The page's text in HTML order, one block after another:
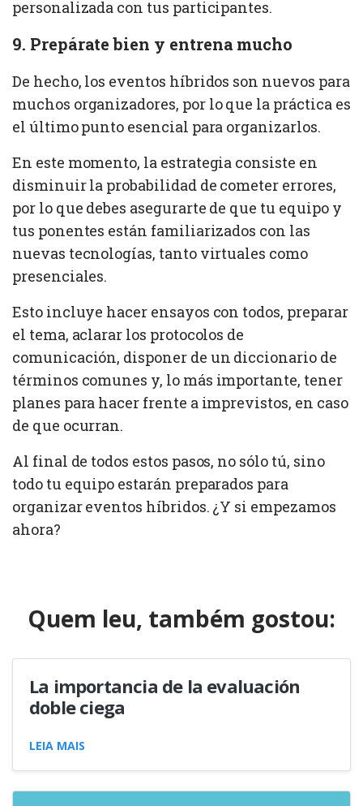
personalizada con tus participantes.
9. Prepárate bien y entrena mucho
De hecho, los eventos híbridos son nuevos para
muchos organizadores, por lo que la práctica es
el último punto esencial para organizarlos.
En este momento, la estrategia consiste en
disminuir la probabilidad de cometer errores,
por lo que debes asegurarte de que tu equipo y
tus ponentes están familiarizados con las
nuevas tecnologías, tanto virtuales como
presenciales.
Esto incluye hacer ensayos con todos, preparar
el tema, aclarar los protocolos de
comunicación, disponer de un diccionario de
términos comunes y, lo más importante, tener
planes para hacer frente a imprevistos, en caso
de que ocurran.
Al final de todos estos pasos, no sólo tú, sino
todo tu equipo estarán preparados para
organizar eventos híbridos. ¿Y si empezamos
ahora?
Quem leu, também gostou:
La importancia de la evaluación
doble ciega
LEIA MAIS